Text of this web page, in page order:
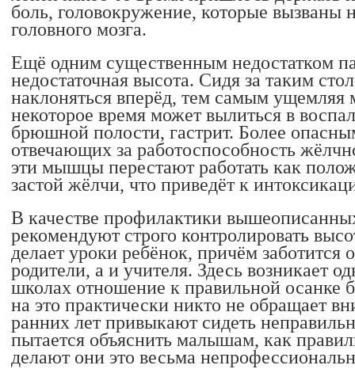
боль, головокружение, которые вызваны
головного мозга.
Ещё одним существенным недостатком
недостаточная высота. Сидя за таким
наклоняться вперёд, тем самым
некоторое время может вылиться в
брюшной полости, гастрит. Более
отвечающих за работоспособность
эти мышцы перестают работать как
застой жёлчи, что приведёт к
В качестве профилактики
рекомендуют строго контролировать
делает уроки ребёнок, причём заботится
родители, а и учителя. Здесь возникает
школах отношение к правильной осанке
на это практически никто не обращает
ранних лет привыкают сидеть
пытается объяснить малышам, как
делают они это весьма